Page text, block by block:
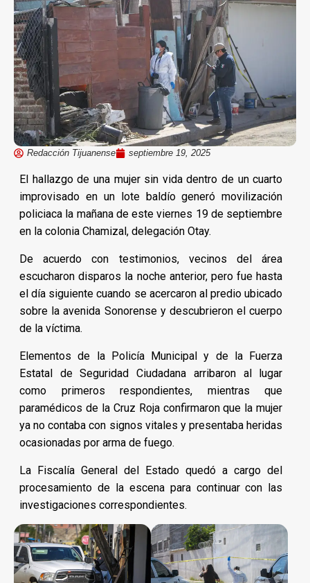
Redacción Tijuanense septiembre 19, 2025
El hallazgo de una mujer sin vida dentro de un cuarto
improvisado en un lote baldío generó movilización
policiaca la mañana de este viernes 19 de septiembre
en la colonia Chamizal, delegación Otay.
De acuerdo con testimonios, vecinos del área
escucharon disparos la noche anterior, pero fue hasta
el día siguiente cuando se acercaron al predio ubicado
sobre la avenida Sonorense y descubrieron el cuerpo
de la víctima.
Elementos de la Policía Municipal y de la Fuerza
Estatal de Seguridad Ciudadana arribaron al lugar
como primeros respondientes, mientras que
paramédicos de la Cruz Roja confirmaron que la mujer
ya no contaba con signos vitales y presentaba heridas
ocasionadas por arma de fuego.
La Fiscalía General del Estado quedó a cargo del
procesamiento de la escena para continuar con las
investigaciones correspondientes.